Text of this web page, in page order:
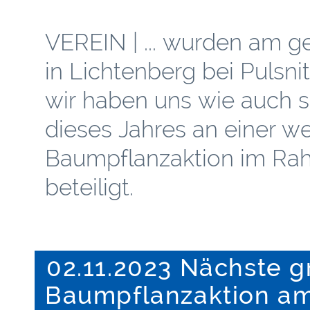
VEREIN | ... wurden am
in Lichtenberg bei
wir haben uns wie auch
dieses Jahres an einer
Baumpflanzaktion im
beteiligt.
02.11.2023 Nächste
Baumpflanzaktion